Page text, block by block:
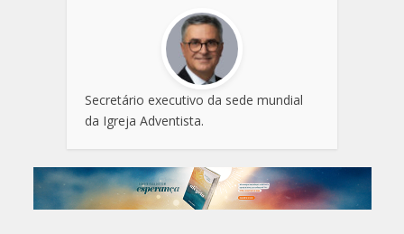
Secretário executivo da sede mundial
da Igreja Adventista.